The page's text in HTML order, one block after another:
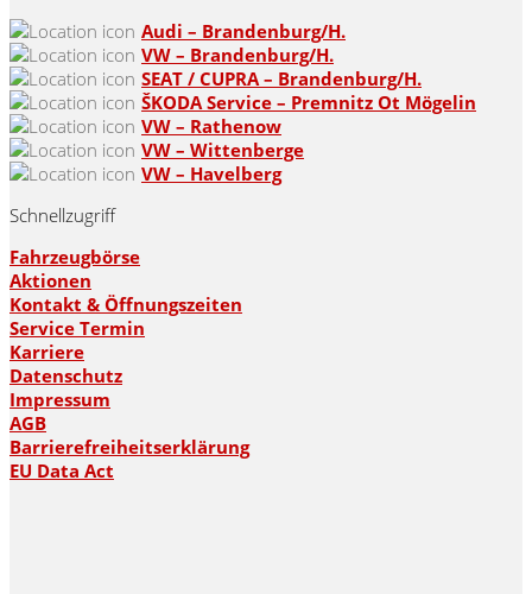
Audi – Brandenburg/H.
VW – Brandenburg/H.
SEAT / CUPRA – Brandenburg/H.
ŠKODA Service – Premnitz Ot Mögelin
VW – Rathenow
VW – Wittenberge
VW – Havelberg
Schnellzugriff
Fahrzeugbörse
Aktionen
Kontakt & Öffnungszeiten
Service Termin
Karriere
Datenschutz
Impressum
AGB
Barrierefreiheitserklärung
EU Data Act